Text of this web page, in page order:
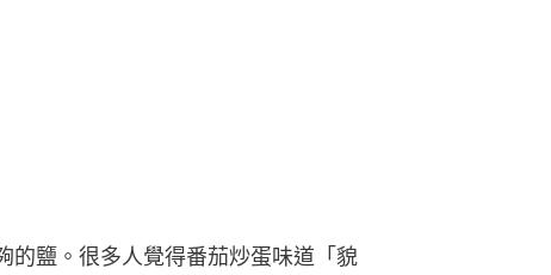
的鹽。很多人覺得番茄炒蛋味道「貌